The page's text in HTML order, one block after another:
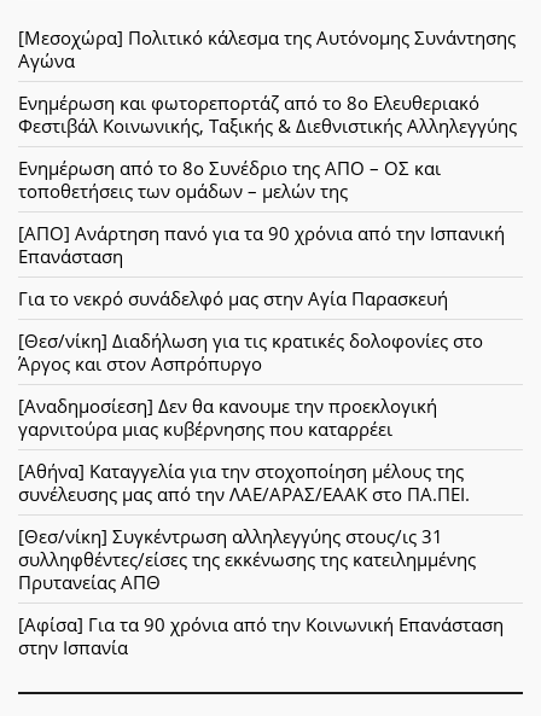
[Μεσοχώρα] Πολιτικό κάλεσμα της Αυτόνομης Συνάντησης
Αγώνα
Ενημέρωση και φωτορεπορτάζ από το 8ο Ελευθεριακό
Φεστιβάλ Κοινωνικής, Ταξικής & Διεθνιστικής Αλληλεγγύης
Ενημέρωση από το 8ο Συνέδριο της ΑΠΟ – ΟΣ και
τοποθετήσεις των ομάδων – μελών της
[ΑΠΟ] Ανάρτηση πανό για τα 90 χρόνια από την Ισπανική
Επανάσταση
Για το νεκρό συνάδελφό μας στην Αγία Παρασκευή
[Θεσ/νίκη] Διαδήλωση για τις κρατικές δολοφονίες στο
Άργος και στον Ασπρόπυργο
[Αναδημοσίεση] Δεν θα κανουμε την προεκλογική
γαρνιτούρα μιας κυβέρνησης που καταρρέει
[Αθήνα] Καταγγελία για την στοχοποίηση μέλους της
συνέλευσης μας από την ΛΑΕ/ΑΡΑΣ/ΕΑΑΚ στο ΠΑ.ΠΕΙ.
[Θεσ/νίκη] Συγκέντρωση αλληλεγγύης στους/ις 31
συλληφθέντες/είσες της εκκένωσης της κατειλημμένης
Πρυτανείας ΑΠΘ
[Αφίσα] Για τα 90 χρόνια από την Κοινωνική Επανάσταση
στην Ισπανία